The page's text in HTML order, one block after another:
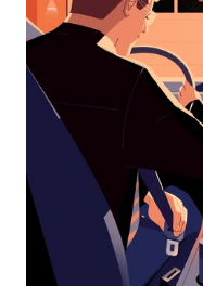
日
并
期。
按
退